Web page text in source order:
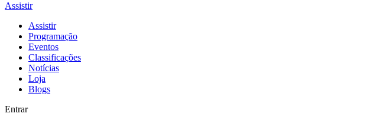
Assistir
Assistir
Programação
Eventos
Classificações
Notícias
Loja
Blogs
Entrar